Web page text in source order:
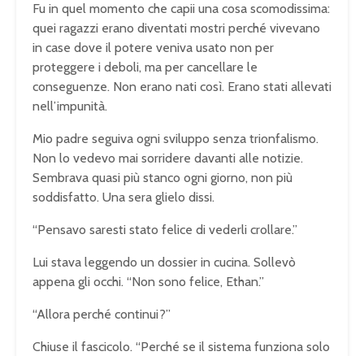
Fu in quel momento che capii una cosa scomodissima:
quei ragazzi erano diventati mostri perché vivevano
in case dove il potere veniva usato non per
proteggere i deboli, ma per cancellare le
conseguenze. Non erano nati così. Erano stati allevati
nell’impunità.
Mio padre seguiva ogni sviluppo senza trionfalismo.
Non lo vedevo mai sorridere davanti alle notizie.
Sembrava quasi più stanco ogni giorno, non più
soddisfatto. Una sera glielo dissi.
“Pensavo saresti stato felice di vederli crollare.”
Lui stava leggendo un dossier in cucina. Sollevò
appena gli occhi. “Non sono felice, Ethan.”
“Allora perché continui?”
Chiuse il fascicolo. “Perché se il sistema funziona solo